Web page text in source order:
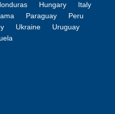
Hungary
Italy
Paraguay
Peru
Ukraine
Uruguay